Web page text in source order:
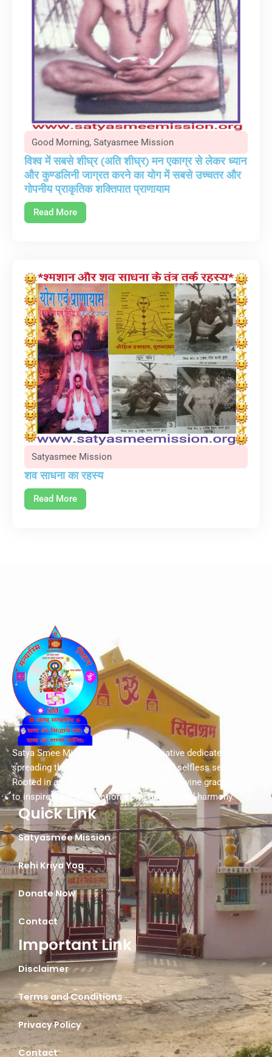
Good Morning, Satyasmee Mission
विश्व में सबसे शीघ्र (अति शीघ्र) मन एकाग्र से लेकर ध्यान
और कुण्डलिनी जाग्रत करने का योग में सबसे उच्चतर और
गोपनीय प्राकृतिक शक्तिपात प्राणायाम
Read More
Satyasmee Mission
शव साधना का रहस्य
Read More
Satya Smee Mission is a spiritual initiative dedicated to
spreading the values of truth, peace, and selfless service.
Rooted in ancient wisdom and guided by divine grace, we aim
to inspire a life of devotion, compassion, and harmony.
Quick Link
Satyasmee Mission
Rehi Kriya Yog
Donate Now
Contact
Important Link
Disclaimer
Terms and Conditions
Privacy Policy
Contact